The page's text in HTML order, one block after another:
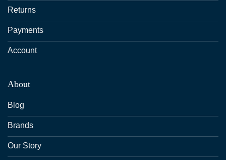
Returns
Payments
Account
About
Blog
Brands
Our Story